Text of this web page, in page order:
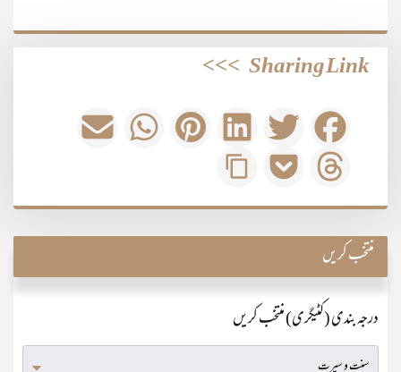
Sharing Link
>>>
منتخب کریں
درجہ بندی (کٹیگری) منتخب کریں